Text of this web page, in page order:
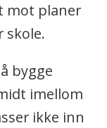
mot planer
skole.
bygge
imellom
ikke inn